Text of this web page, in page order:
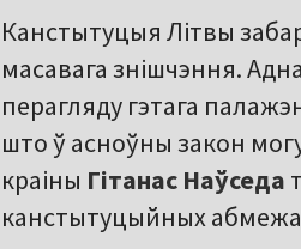
Канстытуцыя Літвы
масавага знішчэння.
перагляду гэтага
што ў асноўны закон
краіны Гітанас Наўседа
канстытуцыйных